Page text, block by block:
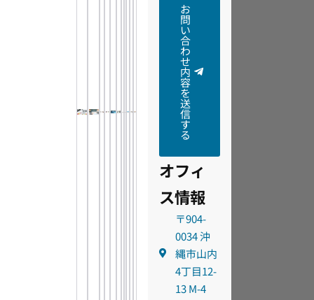
お
問
い
合
わ
せ
内
容
を
送
信
す
る
オフィ
ス情報
〒904-
0034 沖
縄市山内
4丁目12-
13 M-4